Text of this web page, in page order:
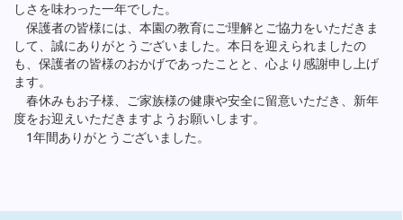
しさを味わった一年でした。
保護者の皆様には、本園の教育にご理解とご協力をいただきま
して、誠にありがとうございました。本日を迎えられましたの
も、保護者の皆様のおかげであったことと、心より感謝申し上げ
ます。
春休みもお子様、ご家族様の健康や安全に留意いただき、新年
度をお迎えいただきますようお願いします。
1年間ありがとうございました。